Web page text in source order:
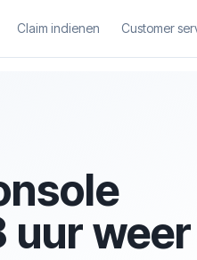
Claim indienen Customer
uur weer